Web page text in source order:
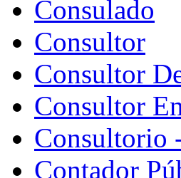
Consulado
Consultor
Consultor
Consultor
Consultorio
Contador